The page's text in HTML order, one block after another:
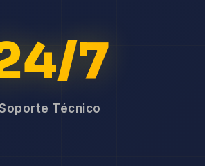
7
Técnico